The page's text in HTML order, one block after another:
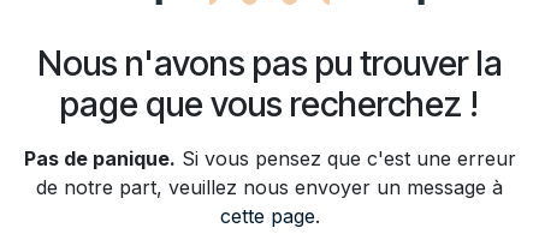
Erreur 404
Nous n'avons pas pu trouver la
page que vous recherchez !
Pas de panique. Si vous pensez que c'est une erreur
de notre part, veuillez nous envoyer un message à
cette page.